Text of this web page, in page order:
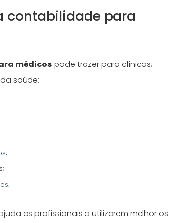
contabilidade para
médicos pode trazer para clínicas,
saúde:
os profissionais a utilizarem melhor os